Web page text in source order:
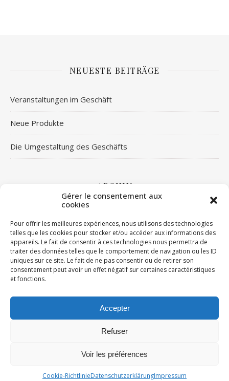
Gérer le consentement aux
cookies
Pour offrir les meilleures expériences, nous utilisons des technologies
telles que les cookies pour stocker et/ou accéder aux informations des
appareils. Le fait de consentir à ces technologies nous permettra de
traiter des données telles que le comportement de navigation ou les ID
uniques sur ce site. Le fait de ne pas consentir ou de retirer son
consentement peut avoir un effet négatif sur certaines caractéristiques
et fonctions.
Accepter
Refuser
Voir les préférences
Cookie-RichtlinieDatenschutzerklärungImpressum
NEUESTE BEITRÄGE
Veranstaltungen im Geschäft
Neue Produkte
Die Umgestaltung des Geschäfts
ARCHIV
LIENS
Facebook
Google
Ashe Theme by Royal-Flush - 2026 ©
La Pestaque in der Presse